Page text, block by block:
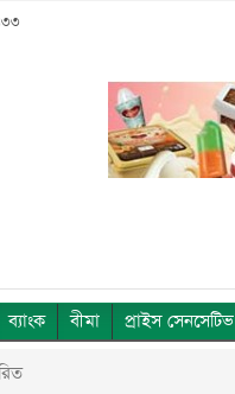
ব্যাংক বীমা প্রাইস সেনসেটিভ